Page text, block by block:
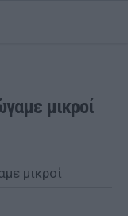
μικροί